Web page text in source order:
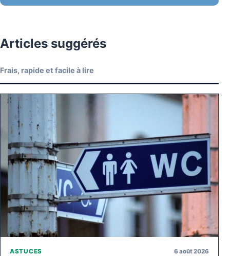
Articles suggérés
Frais, rapide et facile à lire
ASTUCES 6 août 2026